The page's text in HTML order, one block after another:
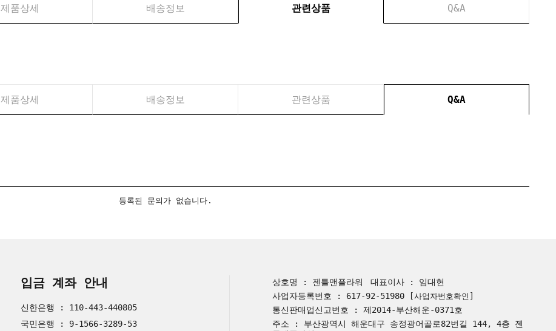
제품상세 배송정보 관련상품 Q&A
제품상세 배송정보 관련상품 Q&A
등록된 문의가 없습니다.
입금 계좌 안내
신한은행 : 110-443-440805
국민은행 : 9-1566-3289-53
상호명 : 젠틀맨플라워
대표이사 : 임대현
사업자등록번호 : 617-92-51980
[사업자번호확인]
통신판매업신고번호 : 제2014-부산해운-0371호
주소 : 부산광역시 해운대구 송정광어골로82번길 144, 4층 젠